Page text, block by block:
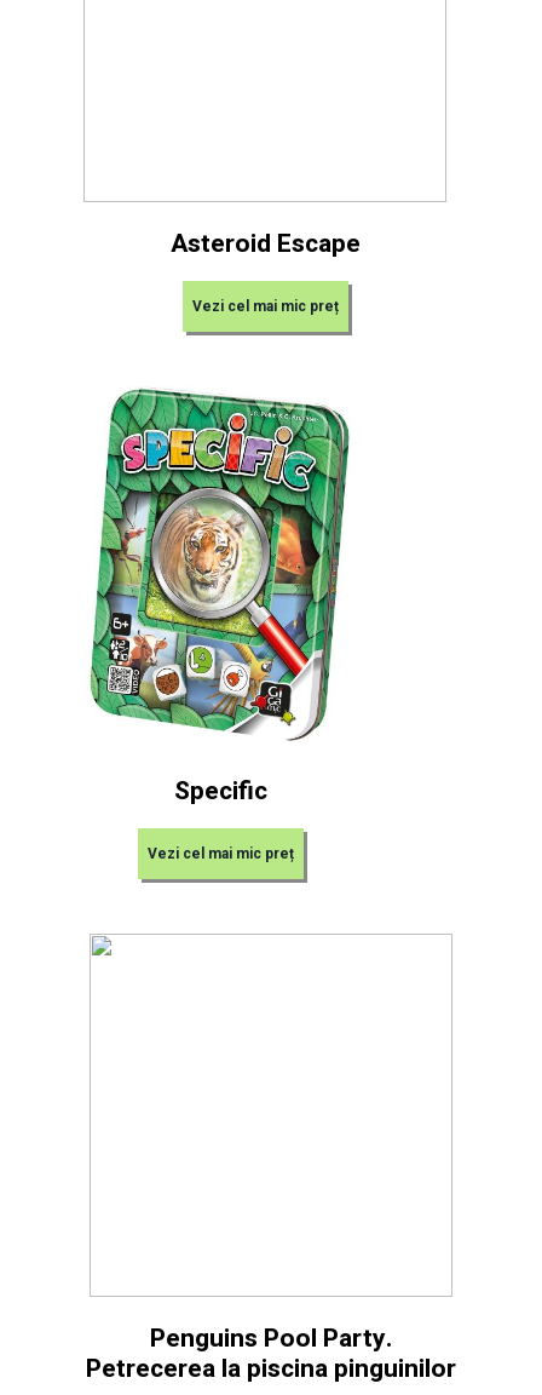
Asteroid Escape
Vezi cel mai mic preț
Specific
Vezi cel mai mic preț
Penguins Pool Party.
Petrecerea la piscina pinguinilor